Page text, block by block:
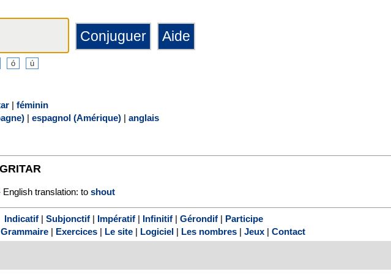
| féminin
| espagnol (Amérique) | anglais
GRITAR
English translation: to shout
Indicatif| Subjonctif| Impératif| Infinitif| Gérondif|
Participe
Grammaire Exercices Le site Logiciel Les nombres Jeux Contact